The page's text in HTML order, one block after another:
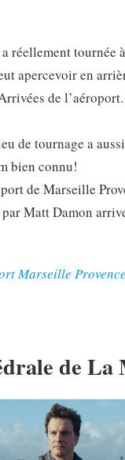
réellement tournée
apercevoir en
de l’aéroport.
de tournage a
bien connu!
de Marseille
Matt Damon
Marseille
de La